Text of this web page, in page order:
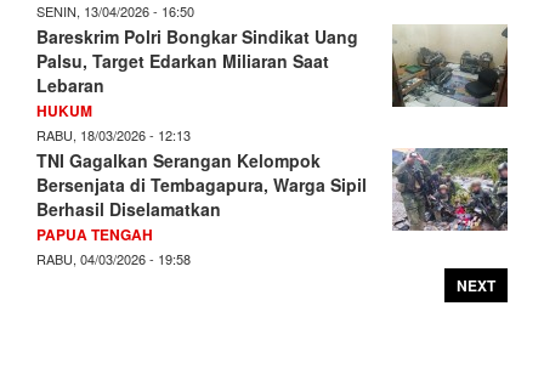
SENIN, 13/04/2026 - 16:50
Bareskrim Polri Bongkar Sindikat Uang
Palsu, Target Edarkan Miliaran Saat
Lebaran
HUKUM
RABU, 18/03/2026 - 12:13
TNI Gagalkan Serangan Kelompok
Bersenjata di Tembagapura, Warga Sipil
Berhasil Diselamatkan
PAPUA TENGAH
RABU, 04/03/2026 - 19:58
NEXT